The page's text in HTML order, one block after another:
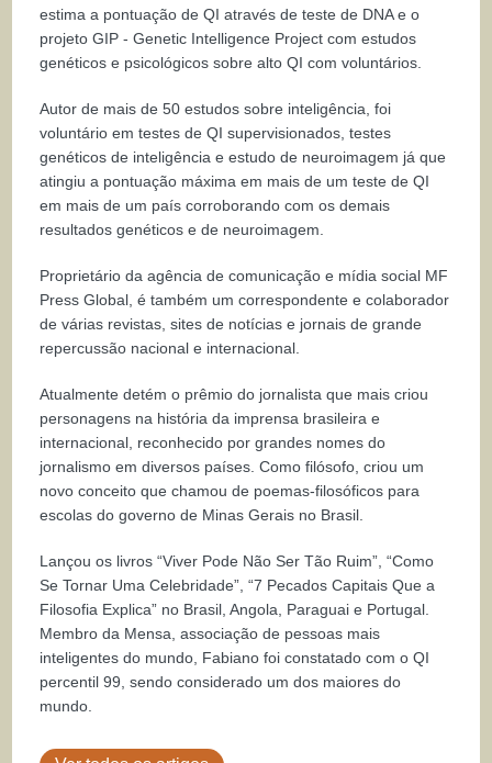
estima a pontuação de QI através de teste de DNA e o
projeto GIP - Genetic Intelligence Project com estudos
genéticos e psicológicos sobre alto QI com voluntários.
Autor de mais de 50 estudos sobre inteligência, foi
voluntário em testes de QI supervisionados, testes
genéticos de inteligência e estudo de neuroimagem já que
atingiu a pontuação máxima em mais de um teste de QI
em mais de um país corroborando com os demais
resultados genéticos e de neuroimagem.
Proprietário da agência de comunicação e mídia social MF
Press Global, é também um correspondente e colaborador
de várias revistas, sites de notícias e jornais de grande
repercussão nacional e internacional.
Atualmente detém o prêmio do jornalista que mais criou
personagens na história da imprensa brasileira e
internacional, reconhecido por grandes nomes do
jornalismo em diversos países. Como filósofo, criou um
novo conceito que chamou de poemas-filosóficos para
escolas do governo de Minas Gerais no Brasil.
Lançou os livros “Viver Pode Não Ser Tão Ruim”, “Como
Se Tornar Uma Celebridade”, “7 Pecados Capitais Que a
Filosofia Explica” no Brasil, Angola, Paraguai e Portugal.
Membro da Mensa, associação de pessoas mais
inteligentes do mundo, Fabiano foi constatado com o QI
percentil 99, sendo considerado um dos maiores do
mundo.